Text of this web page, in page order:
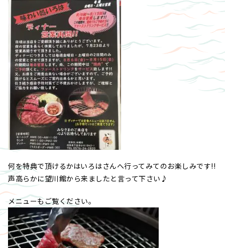
何を特典で頂けるかはいろはさんへ行ってみてのお楽しみです!!
声高らかに望川館から来ましたと言って下さい♪
メニューもご覧ください。